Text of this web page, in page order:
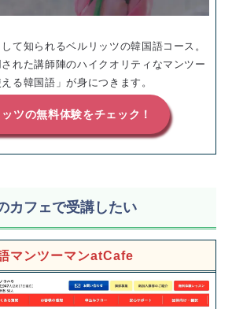
て知られるベルリッツの韓国語コース。
れた講師陣のハイクオリティなマンツー
る韓国語」が身につきます。
ツの無料体験をチェック！
カフェで受講したい
マンツーマンatCafe